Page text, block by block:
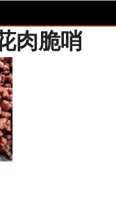
肉脆哨